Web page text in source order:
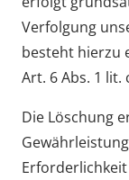
Verfolgung
besteht hierzu
Art. 6 Abs. 1 lit.
Die Löschung